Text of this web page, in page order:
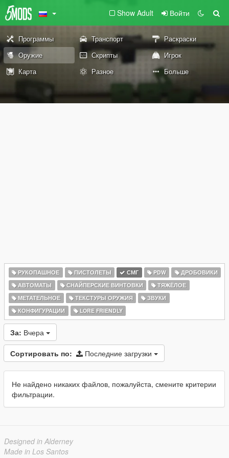
Show Adult Войти
Программы Транспорт
Раскраски
Оружие
Скрипты
Игрок
Карта
Разное Больше
РУКОПАШНОЕ ПИСТОЛЕТЫ СМГ PDW
ДРОБОВИКИ
АВТОМАТЫ
СНАЙПЕРСКИЕ ВИНТОВКИ
ТЯЖЁЛОЕ
МЕТАТЕЛЬНОЕ
ТЕКСТУРЫ ОРУЖИЯ
ЗВУКИ
КОНФИГУРАЦИИ
LORE FRIENDLY
За: Вчера
Сортировать по: Последние загрузки
Не найдено никаких файлов, пожалуйста, смените критерии
фильтрации.
Designed in Alderney
Made in Los Santos